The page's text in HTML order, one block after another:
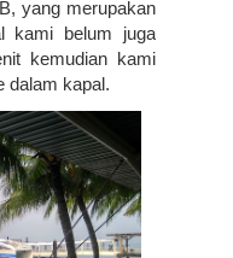
yang merupakan
kami belum juga
kemudian kami
dalam kapal.